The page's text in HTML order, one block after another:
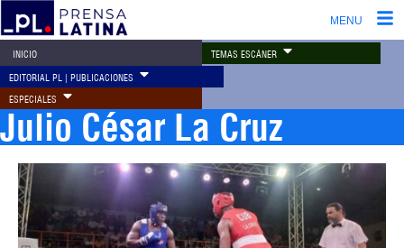
MENU
INICIO TEMAS ESCÁNER
EDITORIAL PL | PUBLICACIONES
ESPECIALES
Julio César La Cruz